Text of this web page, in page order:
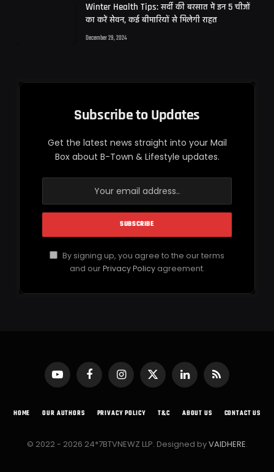
Winter Health Tips: सर्दी की बरसात में इन 5 चीजों
का करें सेवन, कई बीमारियों से मिलेगी राहत
December 29, 2024
Subscribe to Updates
Get the latest news straight into your Mail
Box about B-Town & Lifestyle updates.
By signing up, you agree to the our terms
and ourPrivacy Policyagreement.
YouTubeFacebookInstagram
X
(Twitter)
LinkedInRSS
HOME OUR AUTHORS PRIVACY POLICY T&C ABOUT US CONTACT US
© 2022 - 2026 24*7BTVNEWZ LLP. Designed byVAIDHERE.